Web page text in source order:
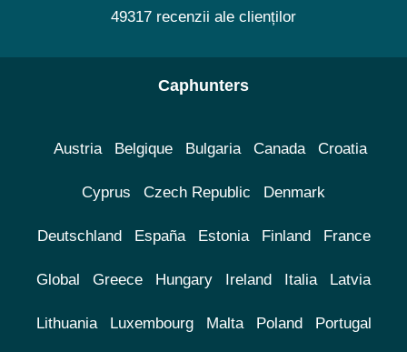
49317 recenzii ale clienților
Caphunters
Austria Belgique Bulgaria Canada Croatia
Cyprus Czech Republic Denmark
Deutschland España Estonia Finland France
Global Greece Hungary Ireland Italia Latvia
Lithuania Luxembourg Malta Poland Portugal